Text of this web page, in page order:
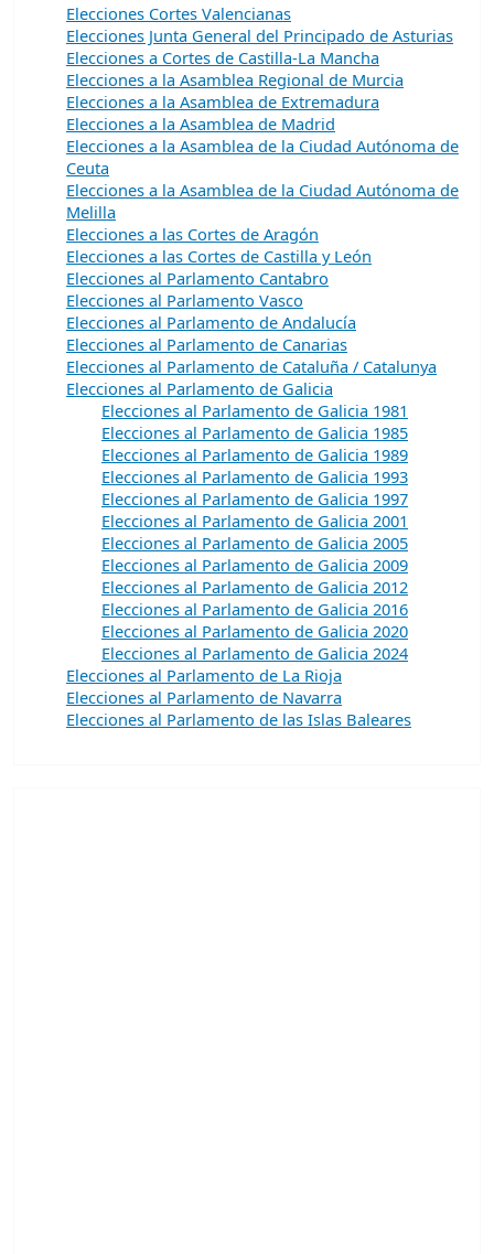
Elecciones Cortes Valencianas
Elecciones Junta General del Principado de Asturias
Elecciones a Cortes de Castilla-La Mancha
Elecciones a la Asamblea Regional de Murcia
Elecciones a la Asamblea de Extremadura
Elecciones a la Asamblea de Madrid
Elecciones a la Asamblea de la Ciudad Autónoma de
Ceuta
Elecciones a la Asamblea de la Ciudad Autónoma de
Melilla
Elecciones a las Cortes de Aragón
Elecciones a las Cortes de Castilla y León
Elecciones al Parlamento Cantabro
Elecciones al Parlamento Vasco
Elecciones al Parlamento de Andalucía
Elecciones al Parlamento de Canarias
Elecciones al Parlamento de Cataluña / Catalunya
Elecciones al Parlamento de Galicia
Elecciones al Parlamento de Galicia 1981
Elecciones al Parlamento de Galicia 1985
Elecciones al Parlamento de Galicia 1989
Elecciones al Parlamento de Galicia 1993
Elecciones al Parlamento de Galicia 1997
Elecciones al Parlamento de Galicia 2001
Elecciones al Parlamento de Galicia 2005
Elecciones al Parlamento de Galicia 2009
Elecciones al Parlamento de Galicia 2012
Elecciones al Parlamento de Galicia 2016
Elecciones al Parlamento de Galicia 2020
Elecciones al Parlamento de Galicia 2024
Elecciones al Parlamento de La Rioja
Elecciones al Parlamento de Navarra
Elecciones al Parlamento de las Islas Baleares